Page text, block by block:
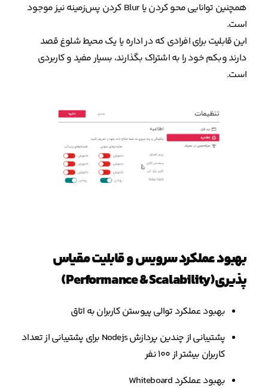
همچنین توانایی محو کردن یا Blur کردن پس‌زمینه نیز موجود
است.
این قابلیت برای افرادی که در اداره یا یک محیط شلوغ قصد
دارند وبکم خود را به اشتراک بگذارند، بسیار مفید و کاربردی
است.
بهبود عملکرد سرویس و قابلیت مقیاس
پذیری(Performance & Scalability)
بهبود عملکرد توالی پیوستن کاربران به اتاق
پشتیبانی از چندین پردازش Nodejs برای پشتیبانی از تعداد
کاربران بیشتر از ۱۰۰ نفر
بهبود عملکرد Whiteboard